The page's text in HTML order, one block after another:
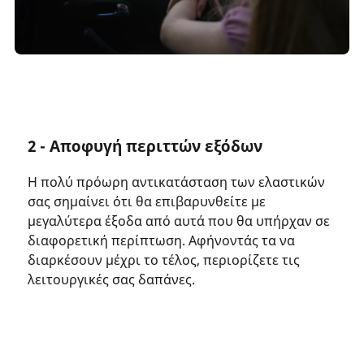
2 - Αποφυγή περιττών εξόδων
Η πολύ πρόωρη αντικατάσταση των ελαστικών
σας σημαίνει ότι θα επιβαρυνθείτε με
μεγαλύτερα έξοδα από αυτά που θα υπήρχαν σε
διαφορετική περίπτωση. Αφήνοντάς τα να
διαρκέσουν μέχρι το τέλος, περιορίζετε τις
λειτουργικές σας δαπάνες.